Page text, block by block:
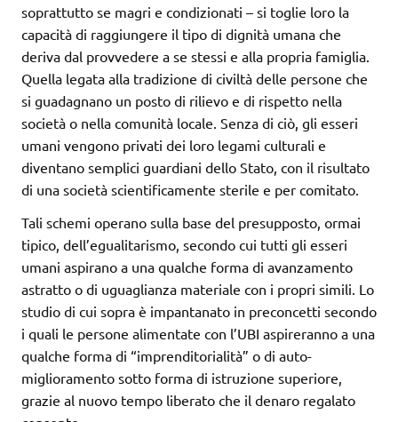
soprattutto se magri e condizionati – si toglie loro la
capacità di raggiungere il tipo di dignità umana che
deriva dal provvedere a se stessi e alla propria famiglia.
Quella legata alla tradizione di civiltà delle persone che
si guadagnano un posto di rilievo e di rispetto nella
società o nella comunità locale. Senza di ciò, gli esseri
umani vengono privati dei loro legami culturali e
diventano semplici guardiani dello Stato, con il risultato
di una società scientificamente sterile e per comitato.
Tali schemi operano sulla base del presupposto, ormai
tipico, dell’egualitarismo, secondo cui tutti gli esseri
umani aspirano a una qualche forma di avanzamento
astratto o di uguaglianza materiale con i propri simili. Lo
studio di cui sopra è impantanato in preconcetti secondo
i quali le persone alimentate con l’UBI aspireranno a una
qualche forma di “imprenditorialità” o di auto-
miglioramento sotto forma di istruzione superiore,
grazie al nuovo tempo liberato che il denaro regalato